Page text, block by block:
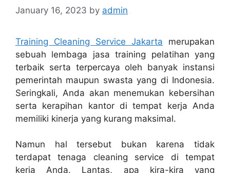
January 16, 2023 by admin
Training Cleaning Service Jakarta merupakan
sebuah lembaga jasa training pelatihan yang
terbaik serta terpercaya oleh banyak instansi
pemerintah maupun swasta yang di Indonesia.
Seringkali, Anda akan menemukan kebersihan
serta kerapihan kantor di tempat kerja Anda
memiliki kinerja yang kurang maksimal.
Namun hal tersebut bukan karena tidak
terdapat tenaga cleaning service di tempat
kerja Anda. Lantas, apa kira-kira yang